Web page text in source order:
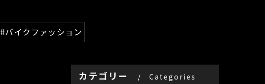
#バイクファッション
カテゴリー Categories